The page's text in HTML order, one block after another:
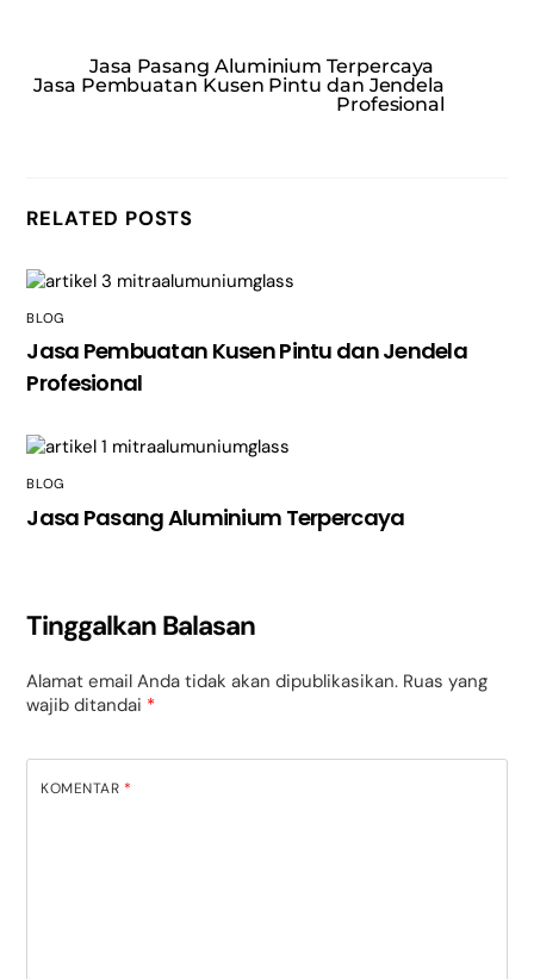
Jasa Pasang Aluminium Terpercaya
Jasa Pembuatan Kusen Pintu dan Jendela
Profesional
RELATED POSTS
BLOG
Jasa Pembuatan Kusen Pintu dan Jendela
Profesional
BLOG
Jasa Pasang Aluminium Terpercaya
Tinggalkan Balasan
Alamat email Anda tidak akan dipublikasikan. Ruas yang
wajib ditandai *
KOMENTAR *